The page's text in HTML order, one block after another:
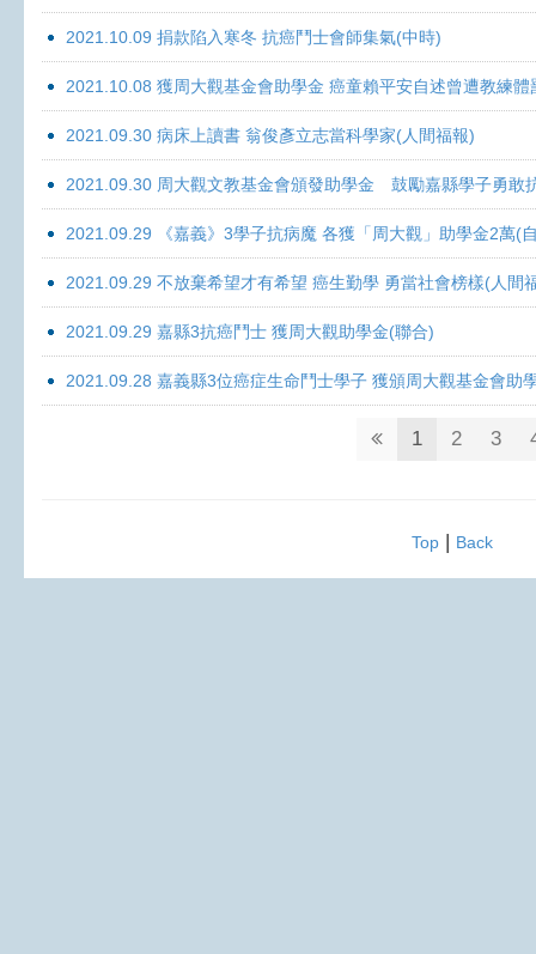
2021.10.09 捐款陷入寒冬 抗癌鬥士會師集氣(中時)
2021.10.08 獲周大觀基金會助學金 癌童賴平安自述曾遭教練體
2021.09.30 病床上讀書 翁俊彥立志當科學家(人間福報)
2021.09.30 周大觀文教基金會頒發助學金 鼓勵嘉縣學子勇敢
2021.09.29 《嘉義》3學子抗病魔 各獲「周大觀」助學金2萬(
2021.09.29 不放棄希望才有希望 癌生勤學 勇當社會榜樣(人間
2021.09.29 嘉縣3抗癌鬥士 獲周大觀助學金(聯合)
2021.09.28 嘉義縣3位癌症生命鬥士學子 獲頒周大觀基金會助
1 2 3
Top| Back